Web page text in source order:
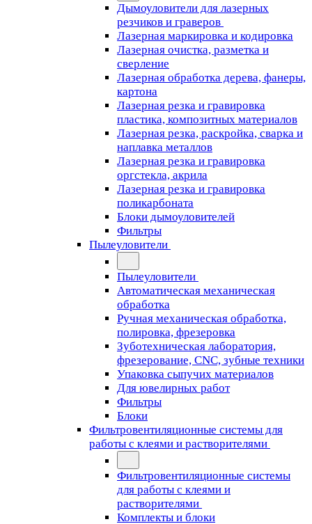
Дымоуловители для лазерных
резчиков и граверов
Лазерная маркировка и кодировка
Лазерная очистка, разметка и
сверление
Лазерная обработка дерева, фанеры,
картона
Лазерная резка и гравировка
пластика, композитных материалов
Лазерная резка, раскройка, сварка и
наплавка металлов
Лазерная резка и гравировка
оргстекла, акрила
Лазерная резка и гравировка
поликарбоната
Блоки дымоуловителей
Фильтры
Пылеуловители
Пылеуловители
Автоматическая механическая
обработка
Ручная механическая обработка,
полировка, фрезеровка
Зуботехническая лаборатория,
фрезерование, CNC, зубные техники
Упаковка сыпучих материалов
Для ювелирных работ
Фильтры
Блоки
Фильтровентиляционные системы для
работы с клеями и растворителями
Фильтровентиляционные системы
для работы с клеями и
растворителями
Комплекты и блоки